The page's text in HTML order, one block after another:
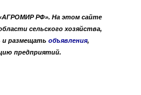
РФ». На этом сайте
сельского хозяйства,
и размещать объявления,
предприятий.